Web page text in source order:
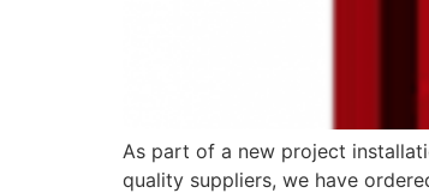
As part of a new project
quality suppliers, we have